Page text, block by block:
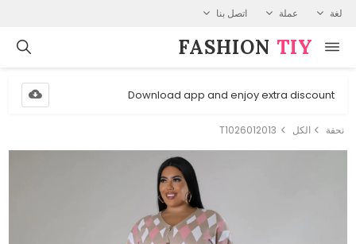
لغة عملة اتصل بنا
FASHION⁠ TIY
Download app and enjoy extra discount
نحفة الكل T1026012013